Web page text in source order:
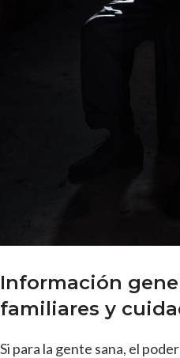
Información
familiares y
Si para la gente sana, el